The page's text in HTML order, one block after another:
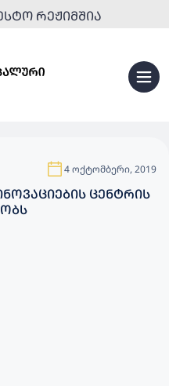
ᲠᲔᲟᲘᲛᲨᲘᲐ
4 ოქტომბერი, 2019
ᲪᲔᲜᲢᲠᲘᲡ